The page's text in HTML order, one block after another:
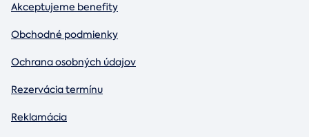
Akceptujeme benefity
Obchodné podmienky
Ochrana osobných údajov
Rezervácia termínu
Reklamácia